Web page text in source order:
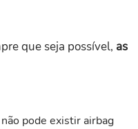
que seja possível, as
pode existir airbag